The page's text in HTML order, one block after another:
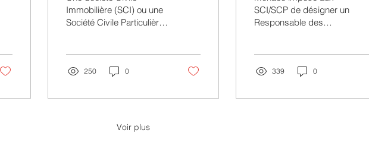
Immobilière (SCI) ou une
Société Civile Particulière
250 0
Élémentaires (RIE)
pour les SCI/SCP à
Monaco
SCI/SCP de désigner un
Responsable des
et ses...
339 0
Voir plus